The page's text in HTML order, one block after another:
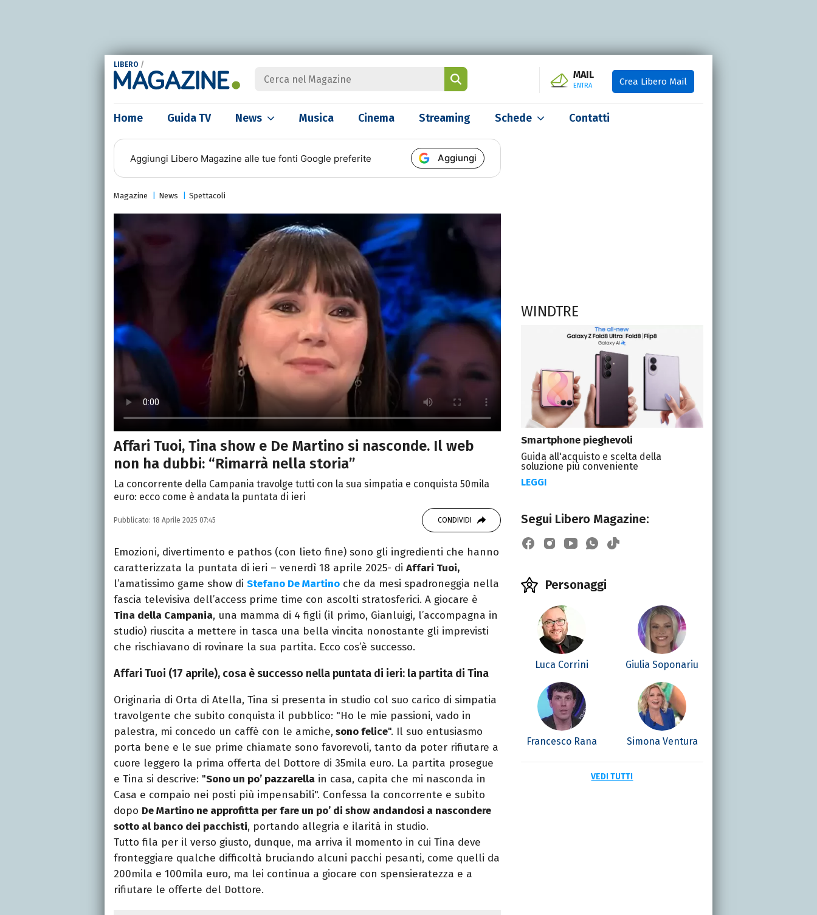
LIBERO /
MAIL
ENTRA Crea Libero Mail
Home Guida TV News Musica Cinema Streaming Schede Contatti
Aggiungi Libero Magazine alle tue fonti Google preferite Aggiungi
Magazine News Spettacoli
Affari Tuoi, Tina show e De Martino si nasconde. Il web
non ha dubbi: “Rimarrà nella storia”
La concorrente della Campania travolge tutti con la sua simpatia e conquista 50mila
euro: ecco come è andata la puntata di ieri
Pubblicato: 18 Aprile 2025 07:45 CONDIVIDI
Emozioni, divertimento e pathos (con lieto fine) sono gli ingredienti che hanno
caratterizzata la puntata di ieri – venerdì 18 aprile 2025- di Affari Tuoi,
l’amatissimo game show di Stefano De Martino che da mesi spadroneggia nella
fascia televisiva dell’access prime time con ascolti stratosferici. A giocare è
Tina della Campania, una mamma di 4 figli (il primo, Gianluigi, l’accompagna in
studio) riuscita a mettere in tasca una bella vincita nonostante gli imprevisti
che rischiavano di rovinare la sua partita. Ecco cos’è successo.
Affari Tuoi (17 aprile), cosa è successo nella puntata di ieri: la partita di Tina
Originaria di Orta di Atella, Tina si presenta in studio col suo carico di simpatia
travolgente che subito conquista il pubblico: "Ho le mie passioni, vado in
palestra, mi concedo un caffè con le amiche, sono felice". Il suo entusiasmo
porta bene e le sue prime chiamate sono favorevoli, tanto da poter rifiutare a
cuore leggero la prima offerta del Dottore di 35mila euro. La partita prosegue
e Tina si descrive: "Sono un po’ pazzarella in casa, capita che mi nasconda in
Casa e compaio nei posti più impensabili". Confessa la concorrente e subito
dopo De Martino ne approfitta per fare un po’ di show andandosi a nascondere
sotto al banco dei pacchisti, portando allegria e ilarità in studio.
Tutto fila per il verso giusto, dunque, ma arriva il momento in cui Tina deve
fronteggiare qualche difficoltà bruciando alcuni pacchi pesanti, come quelli da
200mila e 100mila euro, ma lei continua a giocare con spensieratezza e a
rifiutare le offerte del Dottore.
WINDTRE
Smartphone pieghevoli
Guida all'acquisto e scelta della
soluzione più conveniente
LEGGI
Segui Libero Magazine:
Personaggi
Luca Corrini Giulia Soponariu
Francesco Rana Simona Ventura
VEDI TUTTI